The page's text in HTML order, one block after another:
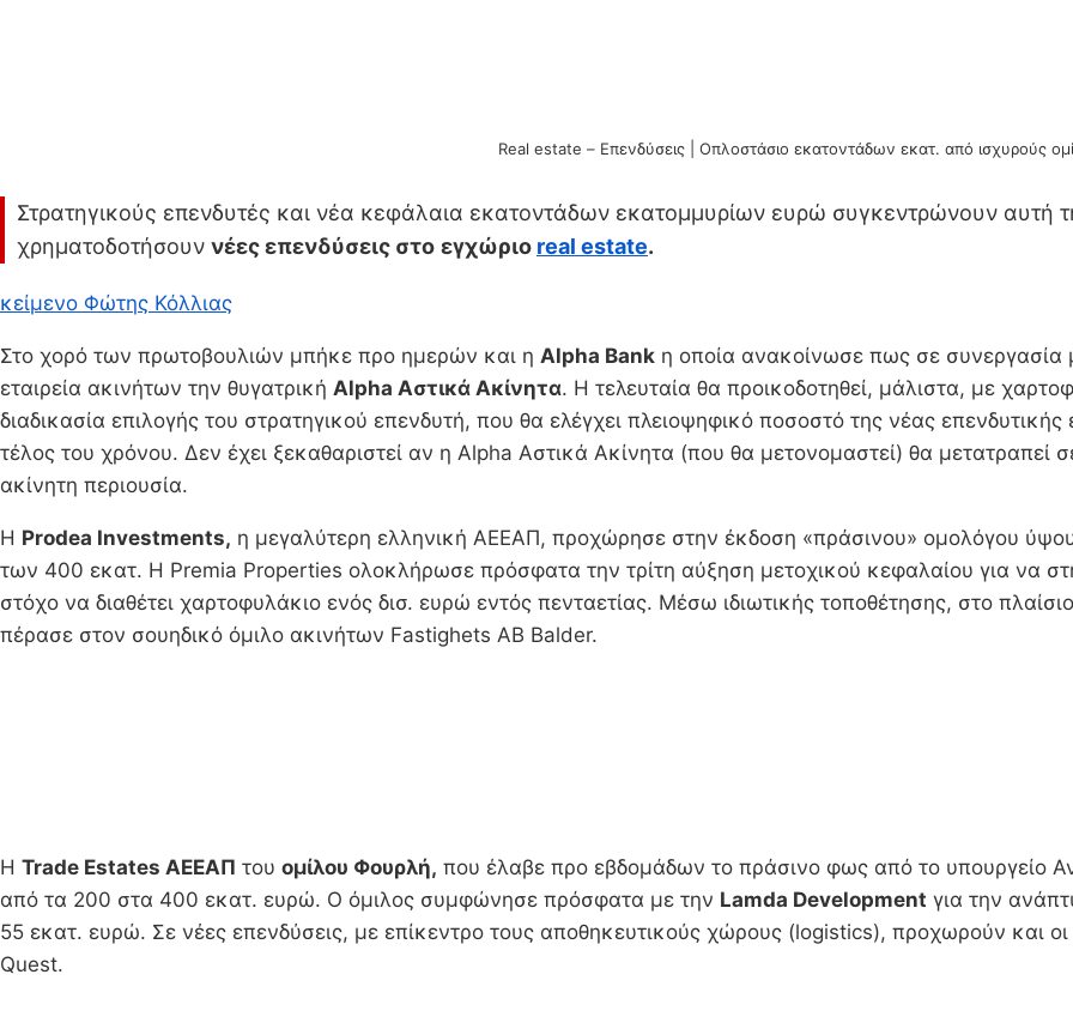
Real estate – Επενδύσεις | Οπλοστάσιο εκατοντάδων εκατ. από ισχυρούς
Στρατηγικούς επενδυτές και νέα κεφάλαια εκατοντάδων εκατομμυρίων ευρώ συγκεντρώνουν αυτή
χρηματοδοτήσουν νέες επενδύσεις στο εγχώριο real estate.
κείμενο Φώτης Κόλλιας
Στο χορό των πρωτοβουλιών μπήκε προ ημερών και η Alpha Bank η οποία ανακοίνωσε πως σε συνεργασία
εταιρεία ακινήτων την θυγατρική Alpha Αστικά Ακίνητα. Η τελευταία θα προικοδοτηθεί, μάλιστα, με
διαδικασία επιλογής του στρατηγικού επενδυτή, που θα ελέγχει πλειοψηφικό ποσοστό της νέας
τέλος του χρόνου. Δεν έχει ξεκαθαριστεί αν η Alpha Αστικά Ακίνητα (που θα μετονομαστεί) θα
ακίνητη περιουσία.
Η Prodea Investments, η μεγαλύτερη ελληνική ΑΕΕΑΠ, προχώρησε στην έκδοση «πράσινου» ομολόγου
των 400 εκατ. Η Premia Properties ολοκλήρωσε πρόσφατα την τρίτη αύξηση μετοχικού κεφαλαίου για να
στόχο να διαθέτει χαρτοφυλάκιο ενός δισ. ευρώ εντός πενταετίας. Μέσω ιδιωτικής τοποθέτησης, στο
πέρασε στον σουηδικό όμιλο ακινήτων Fastighets AB Balder.
Η Trade Estates ΑΕΕΑΠ του ομίλου Φουρλή, που έλαβε προ εβδομάδων το πράσινο φως από το υπουργείο
από τα 200 στα 400 εκατ. ευρώ. Ο όμιλος συμφώνησε πρόσφατα με την Lamda Development για την
55 εκατ. ευρώ. Σε νέες επενδύσεις, με επίκεντρο τους αποθηκευτικούς χώρους (logistics), προχωρούν και
Quest.